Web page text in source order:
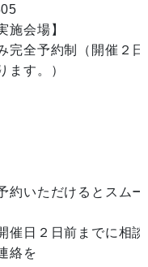
会場】
予約制（開催２日
ます。）
約いただけるとスムー
催日２日前までに相談
絡を